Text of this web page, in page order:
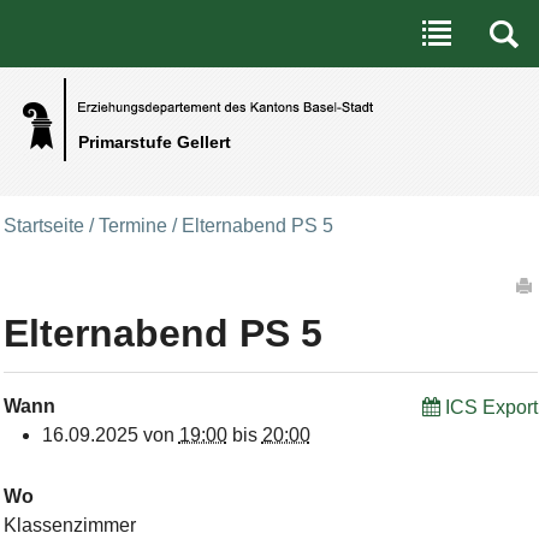
Primarstufe Gellert
Benutzerspezifische Werkzeuge
Direkt zum Inhalt|Direkt zur Navigation
Startseite /Termine / Elternabend PS 5
Elternabend PS 5
ICS Export
Wann
16.09.2025von 19:00bis 20:00
Wo
Klassenzimmer